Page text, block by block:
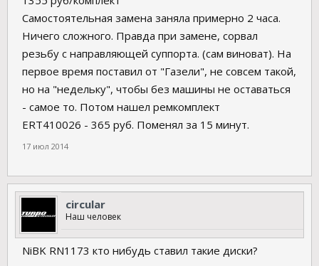
Самостоятельная замена заняла примерно 2 часа.
Ничего сложного. Правда при замене, сорвал
резьбу с направляющей суппорта. (сам виноват). На
первое время поставил от "Газели", не совсем такой,
но на "недельку", чтобы без машины не оставаться
- самое то. Потом нашел ремкомплект
ERT410026 - 365 руб. Поменял за 15 минут.
17 июл 2014
circular
Наш человек
NiBK RN1173 кто нибудь ставил такие диски?